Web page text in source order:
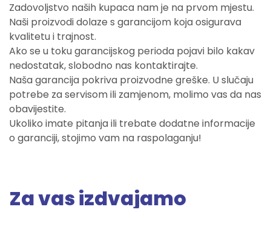
Zadovoljstvo naših kupaca nam je na prvom mjestu.
Naši proizvodi dolaze s garancijom koja osigurava
kvalitetu i trajnost.
Ako se u toku garancijskog perioda pojavi bilo kakav
nedostatak, slobodno nas kontaktirajte.
Naša garancija pokriva proizvodne greške. U slučaju
potrebe za servisom ili zamjenom, molimo vas da nas
obavijestite.
Ukoliko imate pitanja ili trebate dodatne informacije
o garanciji, stojimo vam na raspolaganju!
Za vas izdvajamo